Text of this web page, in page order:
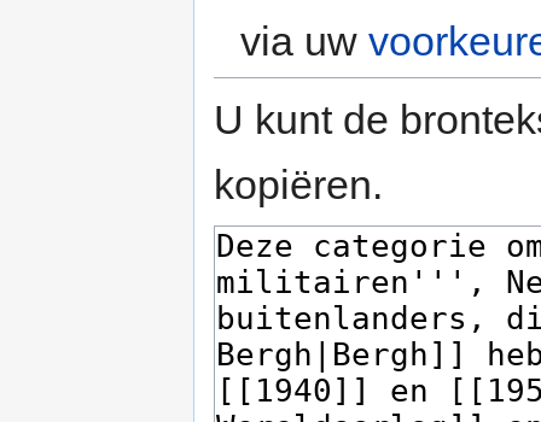
via uw
U kunt de
kopiëren.